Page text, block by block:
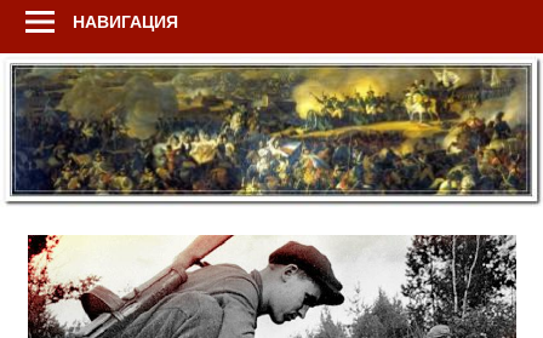
НАВИГАЦИЯ